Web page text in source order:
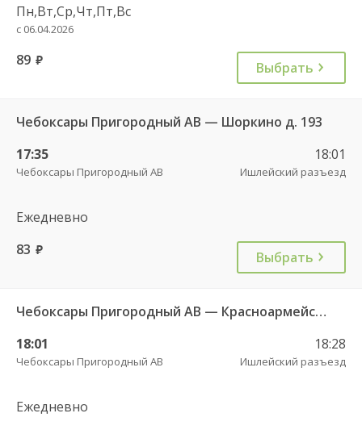
Пн,Вт,Ср,Чт,Пт,Вс
с 06.04.2026
89 руб. Выбрать
Чебоксары Пригородный АВ — Шоркино д. 193
17:35
Чебоксары Пригородный АВ
18:01
Ишлейский разъезд
Ежедневно
83 руб. Выбрать
Чебоксары Пригородный АВ — Красноармейское с. ДКП 121
18:01
Чебоксары Пригородный АВ
18:28
Ишлейский разъезд
Ежедневно